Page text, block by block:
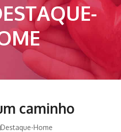
caminho
Destaque-Home